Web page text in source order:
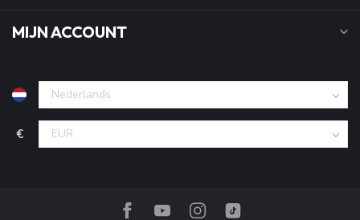
MIJN ACCOUNT
€